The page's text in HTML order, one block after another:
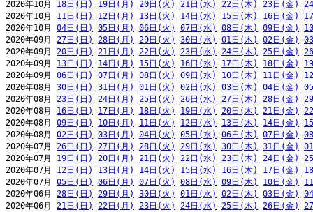
2020年10月 18日(日) 19日(月) 20日(火) 21日(水) 22日(木) 23日(金)
2020年10月 11日(日) 12日(月) 13日(火) 14日(水) 15日(木) 16日(金)
2020年10月 04日(日) 05日(月) 06日(火) 07日(水) 08日(木) 09日(金)
2020年09月 27日(日) 28日(月) 29日(火) 30日(水) 01日(木) 02日(金)
2020年09月 20日(日) 21日(月) 22日(火) 23日(水) 24日(木) 25日(金)
2020年09月 13日(日) 14日(月) 15日(火) 16日(水) 17日(木) 18日(金)
2020年09月 06日(日) 07日(月) 08日(火) 09日(水) 10日(木) 11日(金)
2020年08月 30日(日) 31日(月) 01日(火) 02日(水) 03日(木) 04日(金)
2020年08月 23日(日) 24日(月) 25日(火) 26日(水) 27日(木) 28日(金)
2020年08月 16日(日) 17日(月) 18日(火) 19日(水) 20日(木) 21日(金)
2020年08月 09日(日) 10日(月) 11日(火) 12日(水) 13日(木) 14日(金)
2020年08月 02日(日) 03日(月) 04日(火) 05日(水) 06日(木) 07日(金)
2020年07月 26日(日) 27日(月) 28日(火) 29日(水) 30日(木) 31日(金)
2020年07月 19日(日) 20日(月) 21日(火) 22日(水) 23日(木) 24日(金)
2020年07月 12日(日) 13日(月) 14日(火) 15日(水) 16日(木) 17日(金)
2020年07月 05日(日) 06日(月) 07日(火) 08日(水) 09日(木) 10日(金)
2020年06月 28日(日) 29日(月) 30日(火) 01日(水) 02日(木) 03日(金)
2020年06月 21日(日) 22日(月) 23日(火) 24日(水) 25日(木) 26日(金)